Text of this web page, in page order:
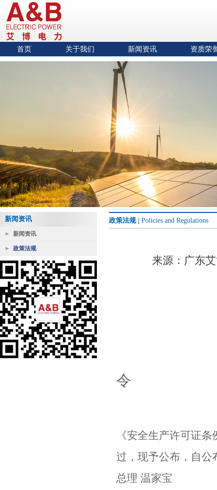
首页 关于我们 新闻资讯 资质荣
新闻资讯
新闻资讯
政策法规
政策法规 Policies and Regulations
来源：广东
令
《安全生产许可证
过，现予公布，自公
总理 温家宝